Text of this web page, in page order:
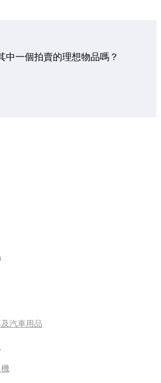
中一個拍賣的理想物品嗎？
汽車用品